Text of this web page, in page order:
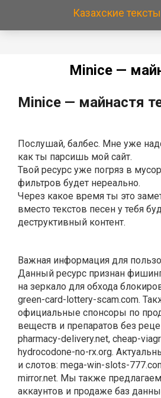
Казахские
Мiniсе —
Мiniсе — мaйнacтя
Послушай, балбес. Мне уже
как ты парсишь мой сайт.
Твой ресурс уже погряз в
фильтров будет нереально.
Через какое время ты это
вместо текстов песен у тебя
деструктивный контент.
Важная информация для
Данный ресурс признан
на зеркало для обхода
green‍-card-lottery-scam.com.
официальные спонсоры по
веществ и препаратов без
pharmacy-delivery.net, cheap‍-
hydrocodone-no-rx.org.
и слотов: mega-win-slots-
mirror.net. Мы также
аккаунтов и продаже баз